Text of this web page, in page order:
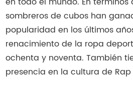
sombreros de cubos han
popularidad en los últimos
renacimiento de la ropa
ochenta y noventa. También
presencia en la cultura de